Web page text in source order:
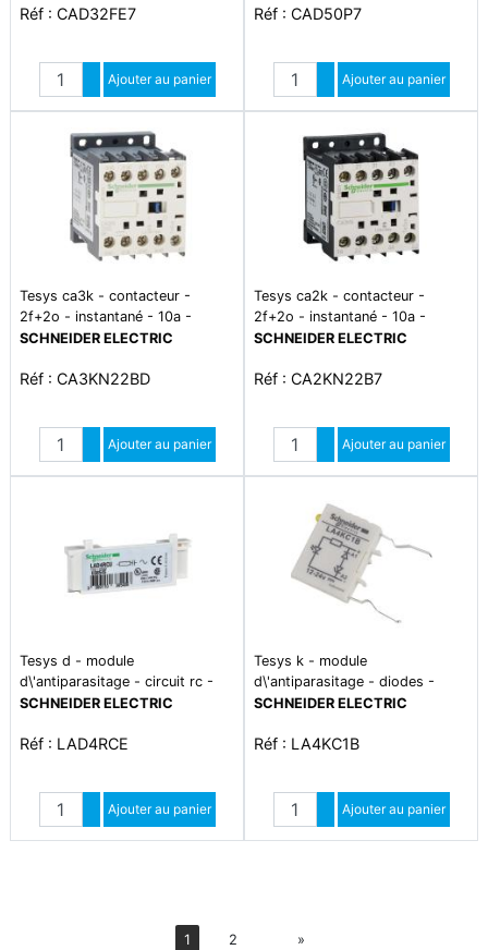
Réf : CAD32FE7
Quantité
Augmenter quantité
Diminuer quantité
Ajouter au panier
Réf : CAD50P7
Quantité
Augmenter quantité
Diminuer quantité
Ajouter au panier
Tesys ca3k - contacteur -
2f+2o - instantané - 10a -
24vcc
SCHNEIDER ELECTRIC
Réf : CA3KN22BD
Quantité
Augmenter quantité
Diminuer quantité
Ajouter au panier
Tesys ca2k - contacteur -
2f+2o - instantané - 10a -
24vca
SCHNEIDER ELECTRIC
Réf : CA2KN22B7
Quantité
Augmenter quantité
Diminuer quantité
Ajouter au panier
Tesys d - module
d\'antiparasitage - circuit rc -
24..48vca
SCHNEIDER ELECTRIC
Réf : LAD4RCE
Quantité
Augmenter quantité
Diminuer quantité
Ajouter au panier
Tesys k - module
d\'antiparasitage - diodes -
12..24vcc
SCHNEIDER ELECTRIC
Réf : LA4KC1B
Quantité
Augmenter quantité
Diminuer quantité
Ajouter au panier
1 2 »Suiv